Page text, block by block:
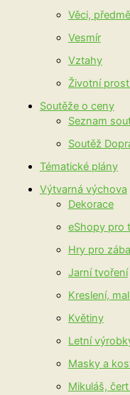
Věci,
Vesmír
Vztahy
Životní
Soutěže o ceny
Seznam
Soutěž
Tématické plány
Výtvarná výchova
Dekorace
eShopy pro
Hry pro
Jarní tvoření
Kreslení,
Květiny
Letní
Masky a
Mikuláš,